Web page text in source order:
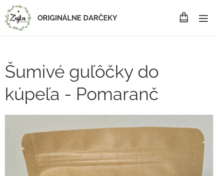
ORIGINÁLNE DARČEKY
Šumivé guľôčky do
kúpeľa - Pomaranč